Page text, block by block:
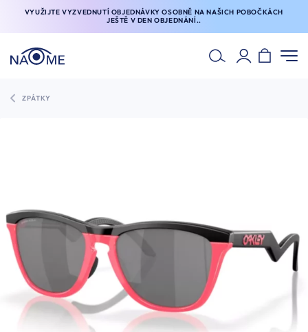
VYUŽIJTE VYZVEDNUTÍ OBJEDNÁVKY OSOBNĚ NA NAŠICH POBOČKÁCH
JEŠTĚ V DEN OBJEDNÁNÍ..
ZPÁTKY